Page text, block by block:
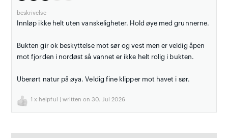
beskrivelse
Innløp ikke helt uten vanskeligheter. Hold øye med grunnerne.
Bukten gir ok beskyttelse mot sør og vest men er veldig åpen
mot fjorden i nordøst så vannet er ikke helt rolig i bukten.
Uberørt natur på øya. Veldig fine klipper mot havet i sør.
1 x helpful | written on 30. Jul 2026